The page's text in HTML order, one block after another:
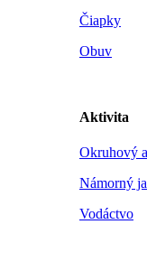
Čiapky
Obuv
Aktivita
Okruhový
Námorný
Vodáctvo